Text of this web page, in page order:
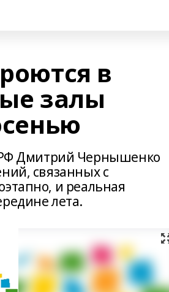
в
залы
Дмитрий Чернышенко
связанных с
и реальная
лета.